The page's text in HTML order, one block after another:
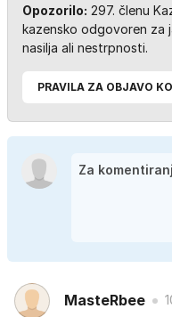
Opozorilo: 297. členu
kazensko odgovoren za
nasilja ali nestrpnosti.
PRAVILA ZA OBJAVO
MasteRbee